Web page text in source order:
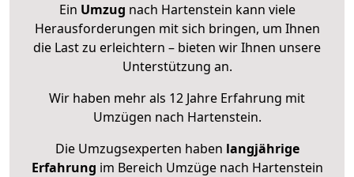
Ein Umzug nach Hartenstein kann viele
Herausforderungen mit sich bringen, um Ihnen
die Last zu erleichtern – bieten wir Ihnen unsere
Unterstützung an.
Wir haben mehr als 12 Jahre Erfahrung mit
Umzügen nach Hartenstein.
Die Umzugsexperten haben langjährige
Erfahrung im Bereich Umzüge nach Hartenstein